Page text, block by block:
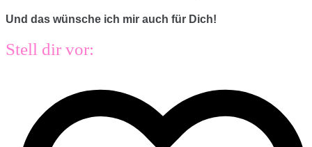
Und das wünsche ich mir auch für Dich!
Stell dir vor: